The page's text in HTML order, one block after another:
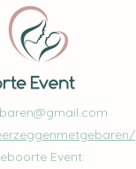
Event: